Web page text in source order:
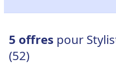
5 offres pour
(52)